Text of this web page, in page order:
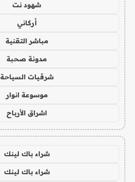
شهود نت
أركاني
مباشر التقنية
مدونة صحبة
شرقيات السياحة
موسوعة انوار
اشراق الأرباح
شراء باك لينك
شراء باك لينك